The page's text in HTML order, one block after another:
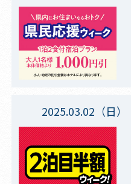
2025.03.02（日）